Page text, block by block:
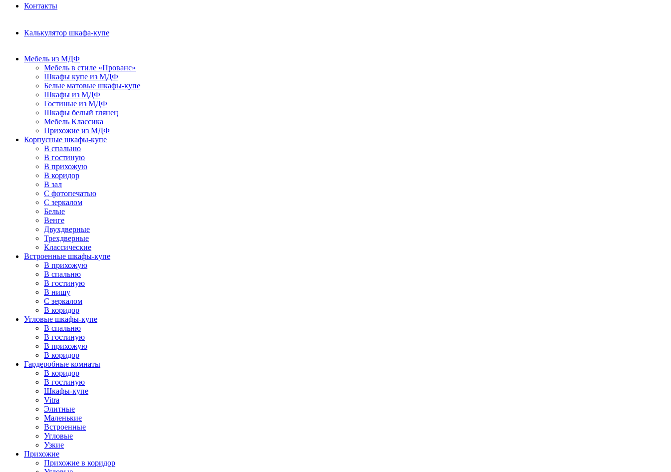
Контакты
Калькулятор шкафа-купе
Мебель из МДФ
Мебель в стиле «Прованс»
Шкафы купе из МДФ
Белые матовые шкафы-купе
Шкафы из МДФ
Гостиные из МДФ
Шкафы белый глянец
Мебель Классика
Прихожие из МДФ
Корпусные шкафы-купе
В спальню
В гостиную
В прихожую
В коридор
В зал
С фотопечатью
С зеркалом
Белые
Венге
Двухдверные
Трехдверные
Классические
Встроенные шкафы-купе
В прихожую
В спальню
В гостиную
В нишу
С зеркалом
В коридор
Угловые шкафы-купе
В спальню
В гостиную
В прихожую
В коридор
Гардеробные комнаты
В коридор
В гостиную
Шкафы-купе
Vitra
Элитные
Маленькие
Встроенные
Угловые
Узкие
Прихожие
Прихожие в коридор